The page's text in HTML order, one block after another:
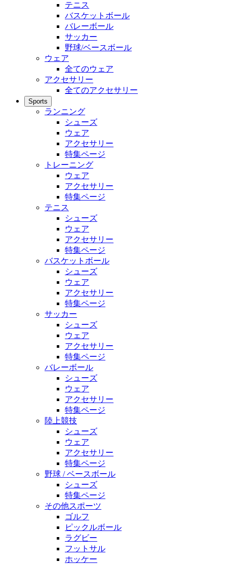
テニス
バスケットボール
バレーボール
サッカー
野球/ベースボール
ウェア
全てのウェア
アクセサリー
全てのアクセサリー
Sports
ランニング
シューズ
ウェア
アクセサリー
特集ページ
トレーニング
ウェア
アクセサリー
特集ページ
テニス
シューズ
ウェア
アクセサリー
特集ページ
バスケットボール
シューズ
ウェア
アクセサリー
特集ページ
サッカー
シューズ
ウェア
アクセサリー
特集ページ
バレーボール
シューズ
ウェア
アクセサリー
特集ページ
陸上競技
シューズ
ウェア
アクセサリー
特集ページ
野球 / ベースボール
シューズ
特集ページ
その他スポーツ
ゴルフ
ピックルボール
ラグビー
フットサル
ホッケー